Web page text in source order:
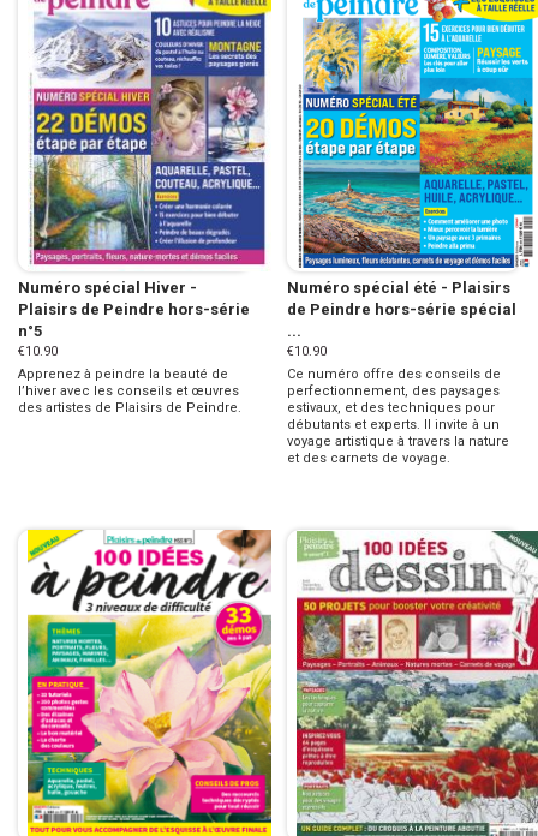
Numéro spécial Hiver -
Plaisirs de Peindre hors-série
n°5
€10.90
Apprenez à peindre la beauté de
l’hiver avec les conseils et œuvres
des artistes de Plaisirs de Peindre.
Numéro spécial été - Plaisirs
de Peindre hors-série spécial
...
€10.90
Ce numéro offre des conseils de
perfectionnement, des paysages
estivaux, et des techniques pour
débutants et experts. Il invite à un
voyage artistique à travers la nature
et des carnets de voyage.